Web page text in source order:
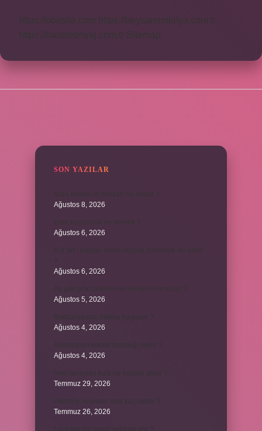
https://obirsite.com
https://beysanmobilya.com.tr
https://bastdebriyaj.com.tr Sitemap
SON YAZILAR
Ağustos 8, 2026
Ağustos 6, 2026
Ağustos 6, 2026
Ağustos 5, 2026
Ağustos 4, 2026
Ağustos 4, 2026
Temmuz 29, 2026
Temmuz 26, 2026